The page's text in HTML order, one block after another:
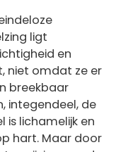
ligt
en
niet omdat ze er
breekbaar
integendeel, de
is lichamelijk en
hart. Maar door